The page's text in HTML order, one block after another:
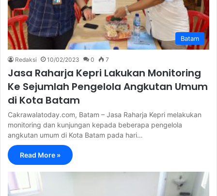
Batam
Redaksi 10/02/2023 0 7
Jasa Raharja Kepri Lakukan Monitoring
Ke Sejumlah Pengelola Angkutan Umum
di Kota Batam
Cakrawalatoday.com, Batam – Jasa Raharja Kepri melakukan
monitoring dan kunjungan kepada beberapa pengelola
angkutan umum di Kota Batam pada hari…
Read More »